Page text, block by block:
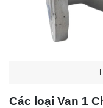
Các loại Van 1